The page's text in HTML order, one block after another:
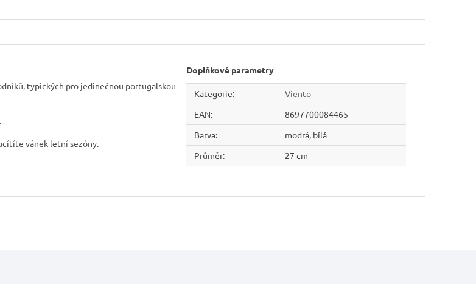
typických pro jedinečnou portugalskou
vánek letní sezóny.
Doplňkové parametry
Kategorie:
Viento
EAN:
8697700084465
Barva:
modrá, bílá
Průměr: 27 cm